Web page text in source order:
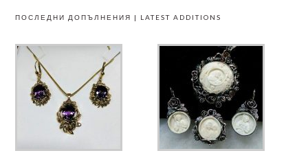
ПОСЛЕДНИ ДОПЪЛНЕНИЯ | LATEST ADDITIONS